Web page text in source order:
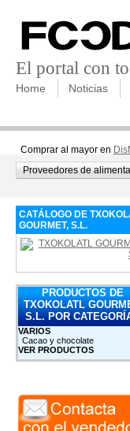
El portal con
Home Noticias
Comprar al mayor en
Proveedores de
CATÁLOGO DE
GOURMET, S.L.
PRODUCTOS DE
TXOKOLATL
S.L. POR
VARIOS
Cacao y chocolate
VER PRODUCTOS